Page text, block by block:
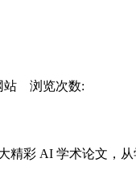
站 浏览次数:
AI 学术论文，从